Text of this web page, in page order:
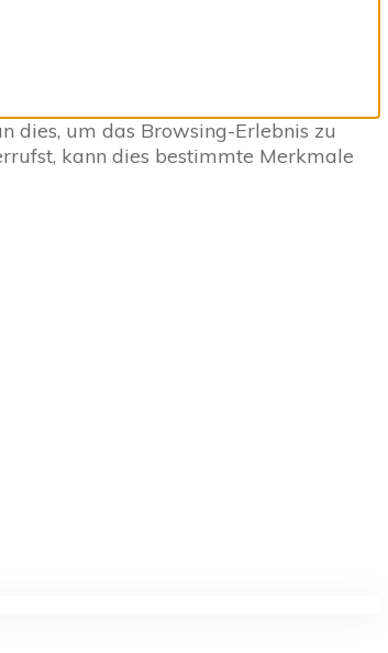
dies, um das Browsing-Erlebnis zu
kann dies bestimmte Merkmale